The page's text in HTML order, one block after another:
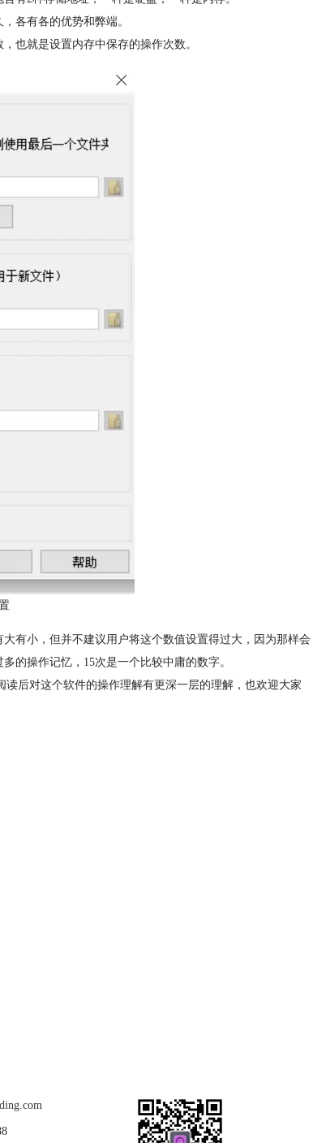
各有各的优势和弊端。
也就是设置内存中保存的操作次数。
有小，但并不建议用户将这个数值设置得过大，因为那样会
的操作记忆，15次是一个比较中庸的数字。
后对这个软件的操作理解有更深一层的理解，也欢迎大家